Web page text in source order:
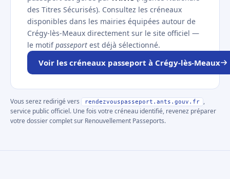
des Titres Sécurisés). Consultez les créneaux
disponibles dans les mairies équipées autour de
Crégy-lès-Meaux directement sur le site officiel —
le motifpasseport est déjà sélectionné.
Voir les créneaux passeport à Crégy-lès-Meaux
Vous serez redirigé vers rendezvouspasseport.ants.gouv.fr
,
service public officiel. Une fois votre créneau identifié, revenez préparer
votre dossier complet sur Renouvellement Passeports.